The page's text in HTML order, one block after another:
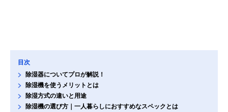
目次
除湿器についてプロが解説！
除湿機を使うメリットとは
除湿方式の違いと用途
除湿機の選び方｜一人暮らしにおすすめなスペックとは